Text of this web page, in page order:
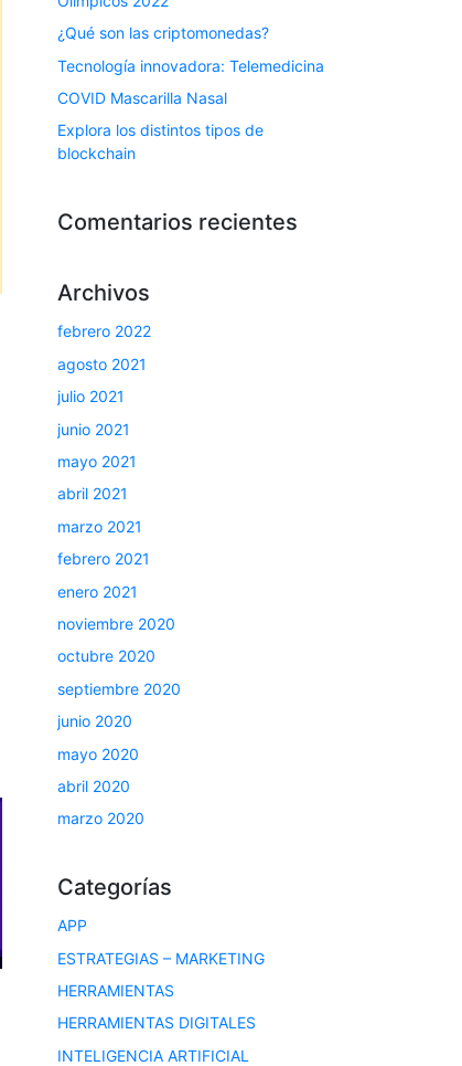
¿Qué son las criptomonedas?
Tecnología innovadora: Telemedicina
COVID Mascarilla Nasal
Explora los distintos tipos de
blockchain
Comentarios recientes
Archivos
febrero 2022
agosto 2021
julio 2021
junio 2021
mayo 2021
abril 2021
marzo 2021
febrero 2021
enero 2021
noviembre 2020
octubre 2020
septiembre 2020
junio 2020
mayo 2020
abril 2020
marzo 2020
Categorías
APP
ESTRATEGIAS – MARKETING
HERRAMIENTAS
HERRAMIENTAS DIGITALES
INTELIGENCIA ARTIFICIAL